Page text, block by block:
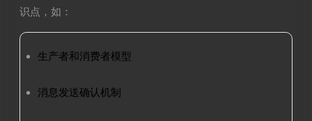
识点，如：
生产者和消费者模型
消息发送确认机制